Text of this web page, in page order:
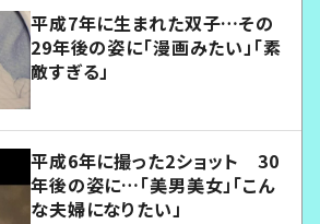
平成7年に生まれた双子…その
29年後の姿に「漫画みたい」「素
敵すぎる」
平成6年に撮った2ショット 30
年後の姿に…「美男美女」「こん
な夫婦になりたい」